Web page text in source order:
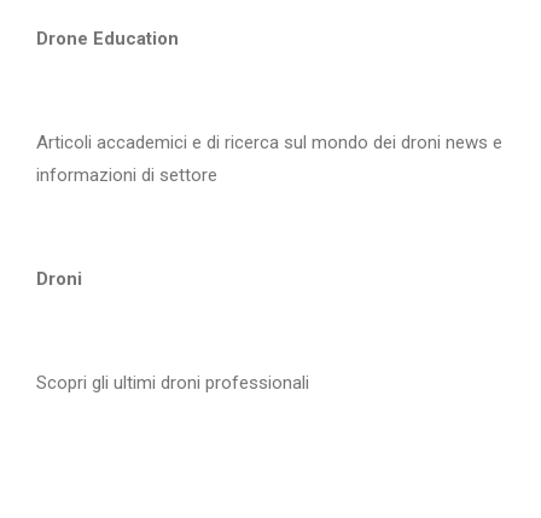
Drone Education
Articoli accademici e di ricerca sul mondo dei droni news e
informazioni di settore
Droni
Scopri gli ultimi droni professionali